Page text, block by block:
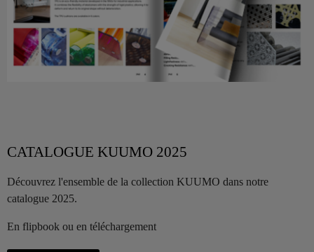
CATALOGUE KUUMO 2025
Découvrez l'ensemble de la collection KUUMO dans notre
catalogue 2025.
En flipbook ou en téléchargement